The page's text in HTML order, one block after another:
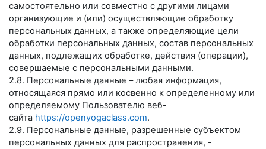
самостоятельно или совместно с другими лицами
организующие и (или) осуществляющие обработку
персональных данных, а также определяющие цели
обработки персональных данных, состав персональных
данных, подлежащих обработке, действия (операции),
совершаемые с персональными данными.
2.8. Персональные данные – любая информация,
относящаяся прямо или косвенно к определенному или
определяемому Пользователю веб-
сайта https://openyogaclass.com.
2.9. Персональные данные, разрешенные субъектом
персональных данных для распространения, -